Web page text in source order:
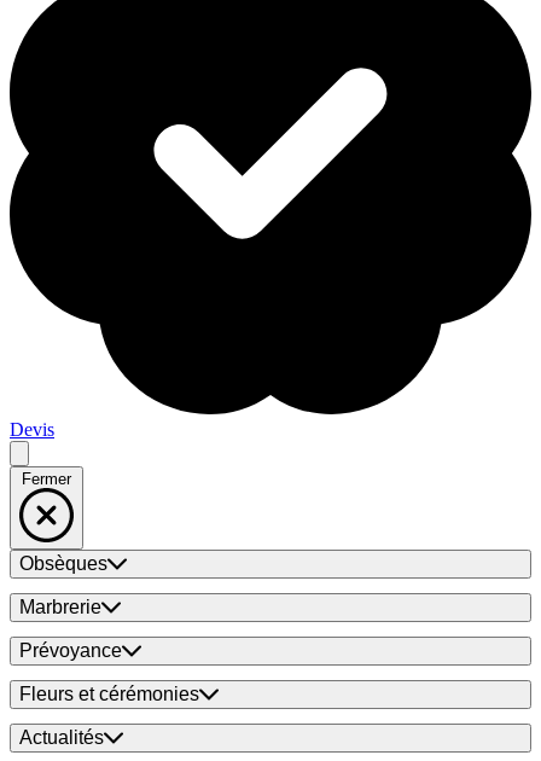
Devis
Fermer
Obsèques
Marbrerie
Prévoyance
Fleurs et cérémonies
Actualités